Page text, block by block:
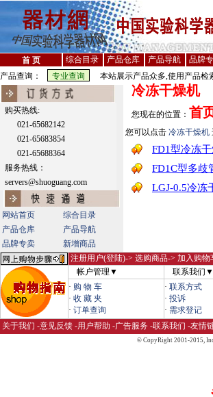
首 页 综合目录 产品仓库 产品导航
品牌
产品查询：
本站展示产品众多,使用产品检
购买热线:
021-65682142
021-65683854
021-65688364
服务热线：
servers@shuoguang.com
网站首页
综合目录
产品仓库
产品导航
品牌专卖
新增商品
冷冻干燥机
您现在的位置： 首
您可以点击 冷冻干燥机
FD1型冷冻
FD1C型多歧
LGJ-0.5冷冻
注册用户(登陆)-> 选购商品-> 加入购
帐户管理▼
联系我们▼
· 购 物 车
· 收 藏 夹
· 订单查询
· 联系方式
· 投诉
· 需求登记
关于我们 -意见反馈 -用户帮助 -广告服务 -联系我们 -友情
© CopyRight 2001-2015,